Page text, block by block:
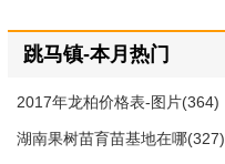
跳马镇-本月热门
2017年龙柏价格表-图片(364)
湖南果树苗育苗基地在哪(327)